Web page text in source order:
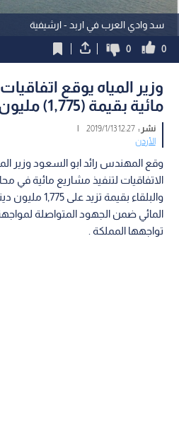
سد وادي العرب في اربد - ارشيفية
0
0
وزير المياه يوقع
مائية بقيمة (1,775) مليون دينار
نشر :12:27 2019/1/13
|
الأردن
وقع المهندس رائد ابو السعود وزير
الاتفاقيات لتنفيذ مشاريع مائية في
والبلقاء بقيمة
المائي ضمن الجهود المتواصلة
تواجهها المملكة .